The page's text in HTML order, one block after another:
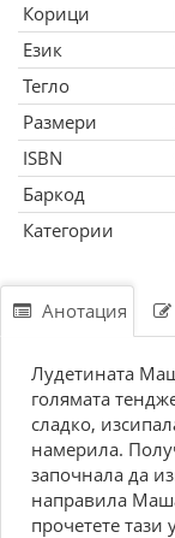
Корици
Език
Тегло
Размери
ISBN
Баркод
Категории
Анотация
Лудетината
голямата
сладко,
намерила.
започнала да
направила
прочетете тази